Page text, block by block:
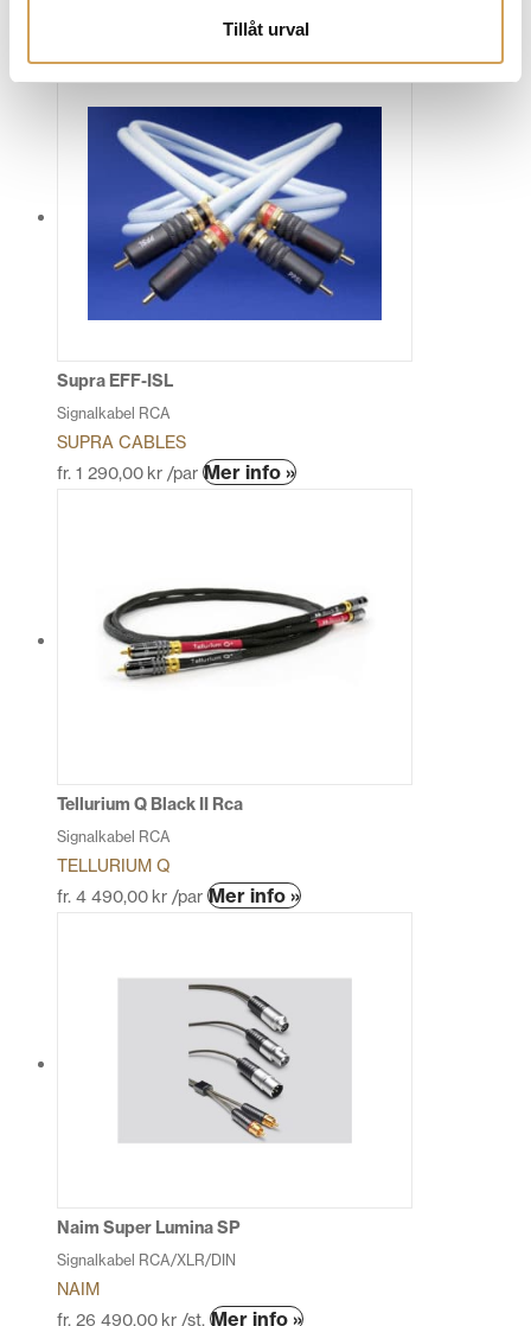
Tillåt urval
Relaterade produkter
Supra EFF-ISL
Signalkabel RCA
SUPRA CABLES
fr. 1 290,00 kr /par Mer info »Den
varianter.
De
Tellurium Q Black II Rca
Signalkabel RCA
TELLURIUM Q
fr. 4 490,00 kr /par Mer info »Den
har
Naim Super Lumina SP
Signalkabel RCA/XLR/DIN
NAIM
fr. 26 490,00 kr /st. Mer info »Den